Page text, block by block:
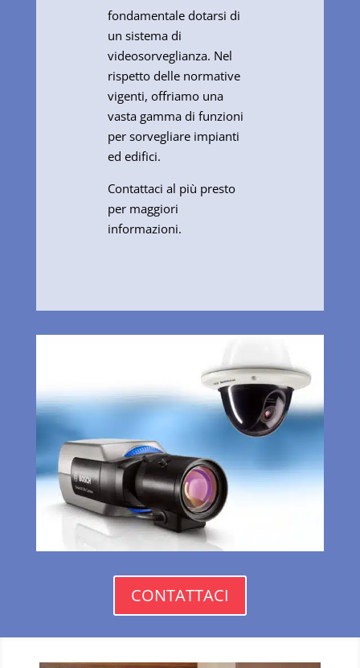
fondamentale dotarsi di
un sistema di
videosorveglianza. Nel
rispetto delle normative
vigenti, offriamo una
vasta gamma di funzioni
per sorvegliare impianti
ed edifici.
Contattaci al più presto
per maggiori
informazioni.
CONTATTACI